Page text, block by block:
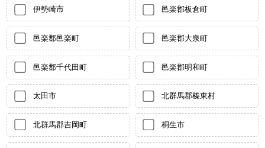
伊勢崎市 邑楽郡板倉町
邑楽郡邑楽町 邑楽郡大泉町
邑楽郡千代田町 邑楽郡明和町
太田市 北群馬郡榛東村
北群馬郡吉岡町 桐生市